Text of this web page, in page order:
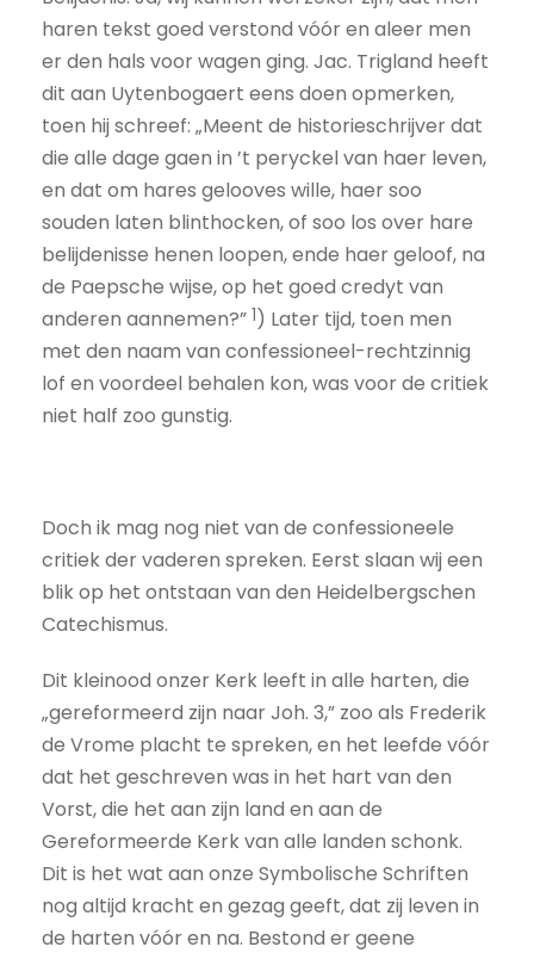
haren tekst goed verstond vóór en aleer men
er den hals voor wagen ging. Jac. Trigland heeft
dit aan Uytenbogaert eens doen opmerken,
toen hij schreef: „Meent de historieschrijver dat
die alle dage gaen in ’t peryckel van haer leven,
en dat om hares gelooves wille, haer soo
souden laten blinthocken, of soo los over hare
belijdenisse henen loopen, ende haer geloof, na
de Paepsche wijse, op het goed credyt van
anderen aannemen?” 1) Later tijd, toen men
met den naam van confessioneel-rechtzinnig
lof en voordeel behalen kon, was voor de critiek
niet half zoo gunstig.
Doch ik mag nog niet van de confessioneele
critiek der vaderen spreken. Eerst slaan wij een
blik op het ontstaan van den Heidelbergschen
Catechismus.
Dit kleinood onzer Kerk leeft in alle harten, die
„gereformeerd zijn naar Joh. 3,” zoo als Frederik
de Vrome placht te spreken, en het leefde vóór
dat het geschreven was in het hart van den
Vorst, die het aan zijn land en aan de
Gereformeerde Kerk van alle landen schonk.
Dit is het wat aan onze Symbolische Schriften
nog altijd kracht en gezag geeft, dat zij leven in
de harten vóór en na. Bestond er geene